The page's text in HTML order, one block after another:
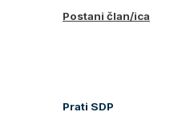
Postani član/ica
Prati SDP